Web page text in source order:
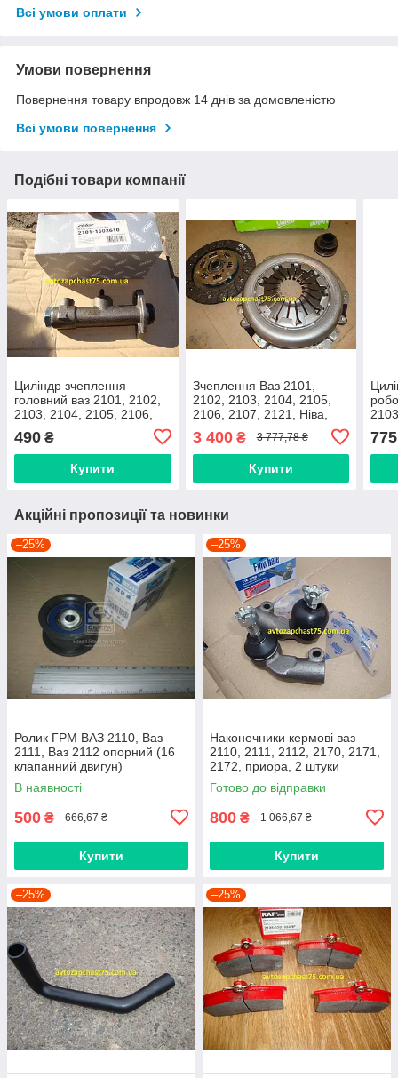
Всі умови оплати
Умови повернення
Повернення товару впродовж 14 днів за домовленістю
Всі умови повернення
Подібні товари компанії
Циліндр зчеплення
головний ваз 2101, 2102,
2103, 2104, 2105, 2106,
Угорщина)
490 ₴
Купити
Зчеплення Ваз 2101,
2102, 2103, 2104, 2105,
2106, 2107, 2121, Ніва,
3 400₴ 3 777,78 ₴
Купити
775
Акційні пропозиції та новинки
–25%
Ролик ГРМ ВАЗ 2110, Ваз
2111, Ваз 2112 опорний (16
клапанний двигун)
В наявності
500 ₴ 666,67 ₴
Купити
–25%
Наконечники кермові ваз
2110, 2111, 2112, 2170, 2171,
2172, приора, 2 штуки
(виробник Finwhale,
Німеччина)
Готово до відправки
800 ₴ 1 066,67 ₴
Купити
–25% –25%